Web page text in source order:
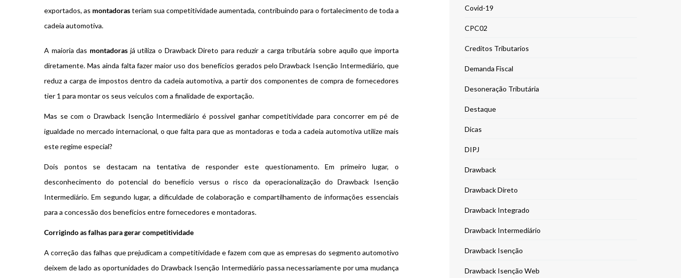
exportados, as montadorasteriam sua competitividade aumentada, contribuindo para o fortalecimento de toda a
cadeia automotiva.
A maioria das montadorasjá utiliza o Drawback Direto para reduzir a carga tributária sobre aquilo que importa
diretamente. Mas ainda falta fazer maior uso dos benefícios gerados pelo Drawback Isenção Intermediário, que
reduz a carga de impostos dentro da cadeia automotiva, a partir dos componentes de compra de fornecedores
tier 1 para montar os seus veículos com a finalidade de exportação.
Mas se com o Drawback Isenção Intermediário é possível ganhar competitividade para concorrer em pé de
igualdade no mercado internacional, o que falta para que as montadoras e toda a cadeia automotiva utilize mais
este regime especial?
Dois pontos se destacam na tentativa de responder este questionamento. Em primeiro lugar, o
desconhecimento do potencial do benefício versus o risco da operacionalização do Drawback Isenção
Intermediário. Em segundo lugar, a dificuldade de colaboração e compartilhamento de informações essenciais
para a concessão dos benefícios entre fornecedores e montadoras.
Corrigindo as falhas para gerar competitividade
A correção das falhas que prejudicam a competitividade e fazem com que as empresas do segmento automotivo
deixem de lado as oportunidades do Drawback Isenção Intermediário passa necessariamente por uma mudança
Covid-19
CPC02
Creditos Tributarios
Demanda Fiscal
Desoneração Tributária
Destaque
Dicas
DIPJ
Drawback
Drawback Direto
Drawback Integrado
Drawback Intermediário
Drawback Isenção
Drawback Isenção Web